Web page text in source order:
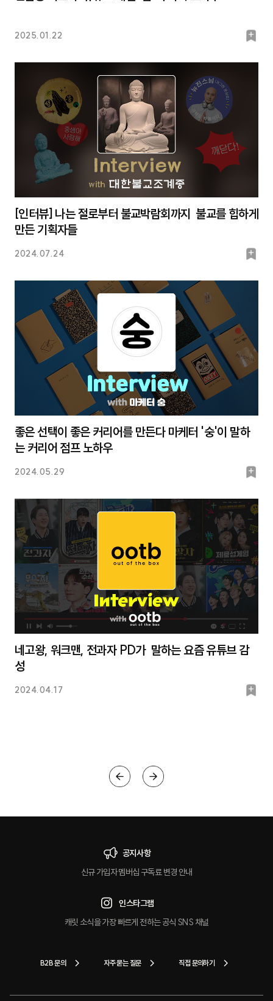
2025.01.22
북
[인터뷰] 나는 절로부터 불교박람회까지 불교를 힙하게
만든 기획자들
2024.07.24
북
좋은 선택이 좋은 커리어를 만든다 마케터 '숭'이 말하
는 커리어 점프 노하우
2024.05.29
북
크
네고왕, 워크맨, 전과자 PD가 말하는 요즘 유튜브 감
성
2024.04.17
북
공지사항
신규 가입자 멤버십 구독료 변경 안내
인스타그램
캐릿 소식을 가장 빠르게 전하는 공식 SNS 채널
B2B 문의 자주 묻는 질문 직접 문의하기